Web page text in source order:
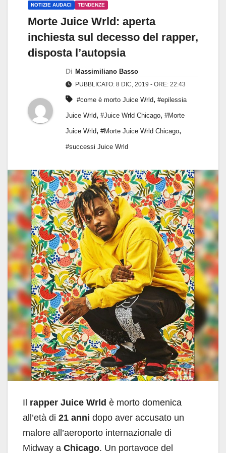
NOTIZIE AUDACI TENDENZE
Morte Juice Wrld: aperta
inchiesta sul decesso del rapper,
disposta l’autopsia
Di Massimiliano Basso
PUBBLICATO: 8 DIC, 2019 - ORE: 22:43
#come è morto Juice Wrld, #epilessia
Juice Wrld, #Juice Wrld Chicago, #Morte
Juice Wrld, #Morte Juice Wrld Chicago,
#successi Juice Wrld
Il rapper Juice Wrld è morto domenica
all’età di 21 anni dopo aver accusato un
malore all’aeroporto internazionale di
Midway a Chicago. Un portavoce del